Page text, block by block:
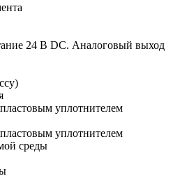
24 В DC. Аналоговый выход
уплотнителем
уплотнителем
среды